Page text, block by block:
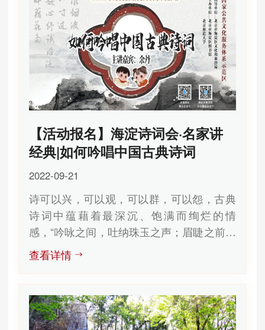
【活动报名】海淀诗词会·名家讲
经典|如何吟唱中国古典诗词
2022-09-21
诗可以兴，可以观，可以群，可以怨，古典
诗词中蕴藉着最深沉、饱满而绚烂的情
感，“吟咏之间，吐纳珠玉之声；眉睫之前，
卷舒风云之色”，漫吟情性，诗词旋律...
查看详情